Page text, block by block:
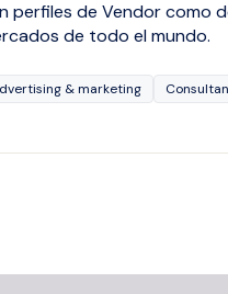
perfiles de Vendor como
de todo el mundo.
& marketing